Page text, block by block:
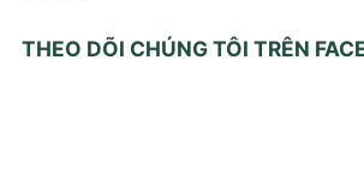
THEO DÕI CHÚNG TÔI TRÊN